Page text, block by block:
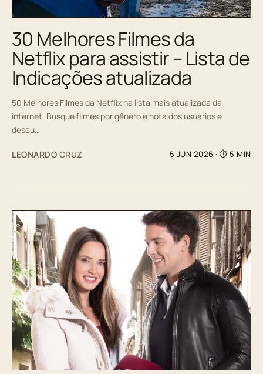
30 Melhores Filmes da
Netflix para assistir – Lista de
Indicações atualizada
50 Melhores Filmes da Netflix na lista mais atualizada da
internet. Busque filmes por gênero e nota dos usuários e
descu…
LEONARDO CRUZ 5 JUN 2026 · ⏱ 5 MIN